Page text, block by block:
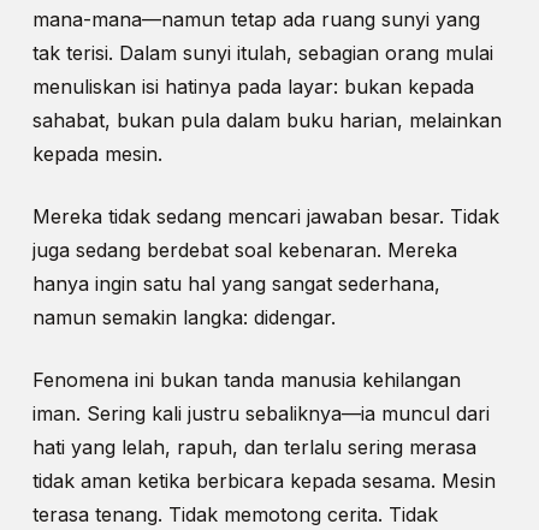
mana-mana—namun tetap ada ruang sunyi yang
tak terisi. Dalam sunyi itulah, sebagian orang mulai
menuliskan isi hatinya pada layar: bukan kepada
sahabat, bukan pula dalam buku harian, melainkan
kepada mesin.
Mereka tidak sedang mencari jawaban besar. Tidak
juga sedang berdebat soal kebenaran. Mereka
hanya ingin satu hal yang sangat sederhana,
namun semakin langka: didengar.
Fenomena ini bukan tanda manusia kehilangan
iman. Sering kali justru sebaliknya—ia muncul dari
hati yang lelah, rapuh, dan terlalu sering merasa
tidak aman ketika berbicara kepada sesama. Mesin
terasa tenang. Tidak memotong cerita. Tidak